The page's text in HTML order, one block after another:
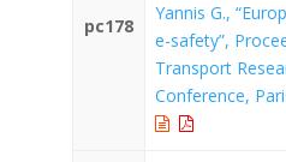
pc178
Yannis G.,
e-safety”,
Transport
Conference,